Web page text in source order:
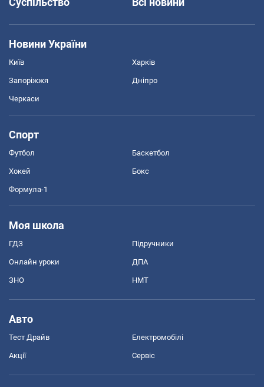
Новини України
Київ Харків
Запоріжжя Дніпро
Черкаси
Спорт
Футбол Баскетбол
Хокей Бокс
Формула-1
Моя школа
ГДЗ Підручники
Онлайн уроки ДПА
ЗНО НМТ
Авто
Тест Драйв Електромобілі
Акції Сервіс